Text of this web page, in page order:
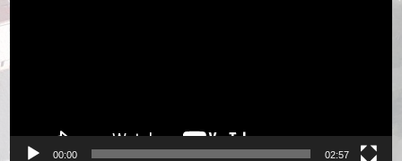
00:00 02:57